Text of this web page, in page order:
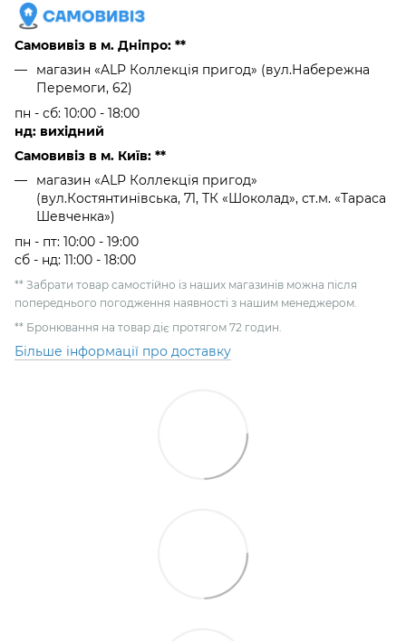
Самовивіз в м. Дніпро: **
магазин «ALP Коллекція пригод» (вул.Набережна
Перемоги, 62)
пн - сб: 10:00 - 18:00
нд: вихідний
Самовивіз в м. Київ: **
магазин «ALP Коллекція пригод»
(вул.Костянтинівська, 71, ТК «Шоколад», ст.м. «Тараса
Шевченка»)
пн - пт: 10:00 - 19:00
сб - нд: 11:00 - 18:00
** Забрати товар самостійно із наших магазинів можна після
попереднього погодження наявності з нашим менеджером.
** Бронювання на товар діє протягом 72 годин.
Більше інформації про доставку